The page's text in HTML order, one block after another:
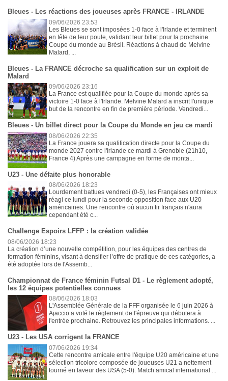
Bleues - Les réactions des joueuses après FRANCE - IRLANDE
09/06/2026 23:53
Les Bleues se sont imposées 1-0 face à l'Irlande et terminent
en tête de leur poule, validant leur billet pour la prochaine
Coupe du monde au Brésil. Réactions à chaud de Melvine
Malard, ...
Bleues - La FRANCE décroche sa qualification sur un exploit de
Malard
09/06/2026 23:16
La France est qualifiée pour la Coupe du monde après sa
victoire 1-0 face à l'Irlande. Melvine Malard a inscrit l'unique
but de la rencontre en fin de première période. Vendredi...
Bleues - Un billet direct pour la Coupe du Monde en jeu ce mardi
08/06/2026 22:35
La France jouera sa qualification directe pour la Coupe du
monde 2027 contre l'Irlande ce mardi à Grenoble (21h10,
France 4) Après une campagne en forme de monta...
U23 - Une défaite plus honorable
08/06/2026 18:23
Lourdement battues vendredi (0-5), les Françaises ont mieux
réagi ce lundi pour la seconde opposition face aux U20
américaines. Une rencontre où aucun tir français n'aura
cependant été c...
Challenge Espoirs LFFP : la création validée
08/06/2026 18:23
La création d’une nouvelle compétition, pour les équipes des centres de
formation féminins, visant à densifier l’offre de pratique de ces catégories, a
été adoptée lors de l'Assemb...
Championnat de France féminin Futsal D1 - Le règlement adopté,
les 12 équipes potentielles connues
08/06/2026 18:03
L'Assemblée Générale de la FFF organisée le 6 juin 2026 à
Ajaccio a voté le règlement de l'épreuve qui débutera à
l'entrée prochaine. Retrouvez les principales informations. ...
U23 - Les USA corrigent la FRANCE
07/06/2026 19:34
Cette rencontre amicale entre l'équipe U20 américaine et une
sélection tricolore composée de joueuses U21 a nettement
tourné en faveur des USA (5-0). Match amical international ...